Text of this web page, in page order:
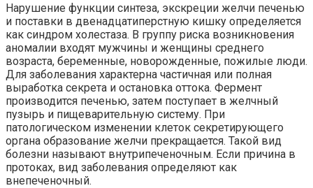
Нарушение функции синтеза, экскреции желчи печенью
и поставки в двенадцатиперстную кишку определяется
как синдром холестаза. В группу риска возникновения
аномалии входят мужчины и женщины среднего
возраста, беременные, новорожденные, пожилые люди.
Для заболевания характерна частичная или полная
выработка секрета и остановка оттока. Фермент
производится печенью, затем поступает в желчный
пузырь и пищеварительную систему. При
патологическом изменении клеток секретирующего
органа образование желчи прекращается. Такой вид
болезни называют внутрипеченочным. Если причина в
протоках, вид заболевания определяют как
внепеченочный.